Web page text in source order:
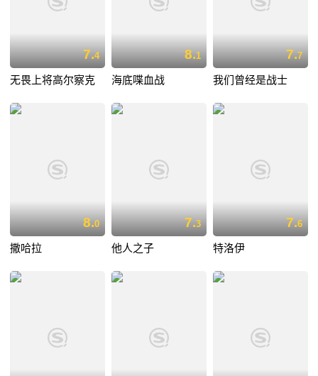
7.4
无畏上将高尔察克
8.1
海底喋血战
7.7
我们曾经是战士
8.0
撒哈拉
7.3
他人之子
7.6
特洛伊